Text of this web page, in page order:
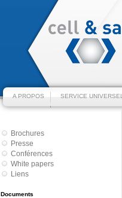
A PROPOS SERVICE UNIVERSEL
Brochures
Presse
Conférences
White papers
Liens
Documents